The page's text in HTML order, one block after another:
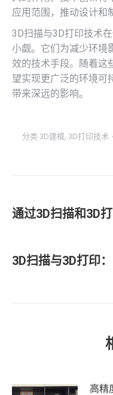
应用范围，推动设计和
3D扫描与3D打印技术
小觑。它们为减少环境
效的技术手段。随着这
望实现更广泛的环境可
带来深远的影响。
分类 3D建模, 3D打印技术
章
航
通过3D扫描和3D
3D扫描与3D打印
高精